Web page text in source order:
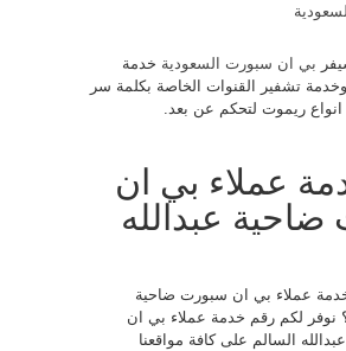
بي ان سبورت السعودية خدمة
وخدمة تشفير القنوات الخاصة بكلمة سر
انواع ريموت لتحكم عن بعد.
عملاء بي ان
عبدالله
عملاء بي ان سبورت ضاحية
نوفر لكم رقم خدمة عملاء بي ان
السالم على كافة مواقعنا